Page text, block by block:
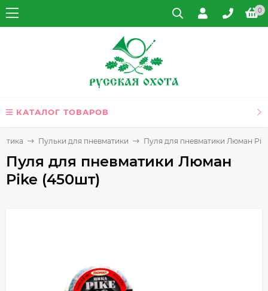
0
КАТАЛОГ ТОВАРОВ
Пульки для пневматики Пуля для пневматики Люман
Пуля для пневматики Люман
Pike (450шт)